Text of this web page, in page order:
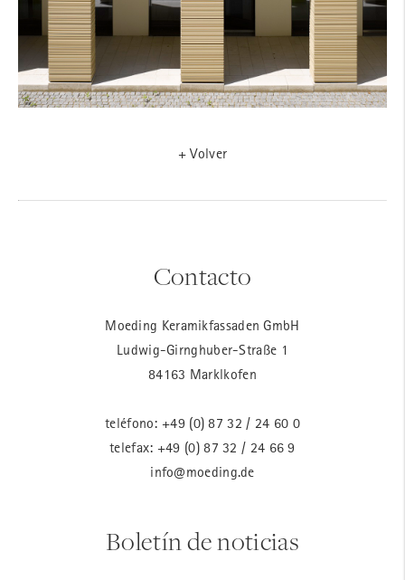
+ Volver
Contacto
Moeding Keramikfassaden GmbH
Ludwig-Girnghuber-Straße 1
84163 Marklkofen
teléfono: +49 (0) 87 32 / 24 60 0
telefax: +49 (0) 87 32 / 24 66 9
info@moeding.de
Boletín de noticias